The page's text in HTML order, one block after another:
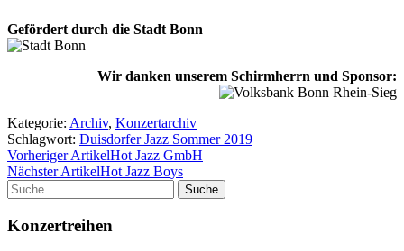
Gefördert durch die Stadt Bonn
Wir danken unserem Schirmherrn und Sponsor:
Kategorie: Archiv, Konzertarchiv
Schlagwort: Duisdorfer Jazz Sommer 2019
Vorheriger ArtikelHot Jazz GmbH
Nächster ArtikelHot Jazz Boys
Suche
Konzertreihen